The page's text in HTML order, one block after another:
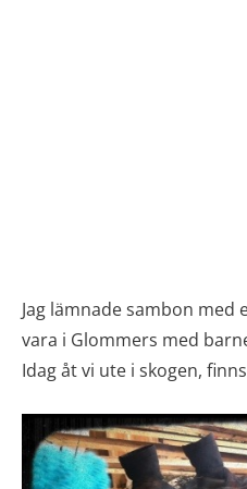
Jag lämnade sambon
vara i Glommers med
Idag åt vi ute i skogen,